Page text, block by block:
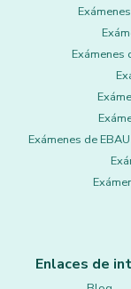
Exámenes
Exámenes de
Enlaces de